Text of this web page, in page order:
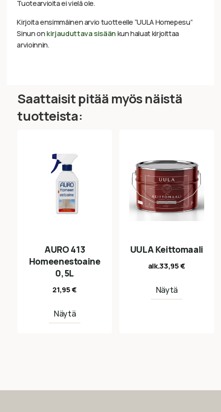
Tuotearvioita ei vielä ole.
Kirjoita ensimmäinen arvio tuotteelle “UULA Homepesu”
Sinun on kirjauduttava sisään kun haluat kirjoittaa
arvioinnin.
Saattaisit pitää myös näistä
tuotteista:
AURO 413
Homeenestoaine
0,5L
21,95€
Näytä
UULA Keittomaali
alk.33,95€
Näytä